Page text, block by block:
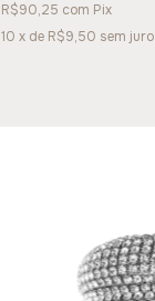
R$90,25 com Pix
10 x de R$9,50 sem